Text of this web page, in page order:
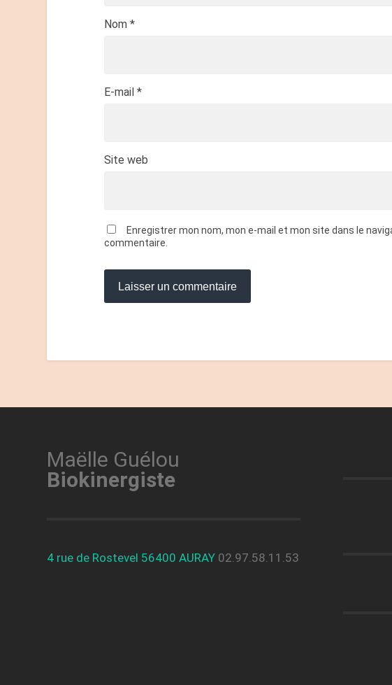
Nom *
E-mail *
Site web
Enregistrer mon nom, mon e-mail et mon site dans le
commentaire.
Maëlle Guélou
Biokinergiste
4 rue de Rostevel 56400 AURAY 02.97.58.11.53